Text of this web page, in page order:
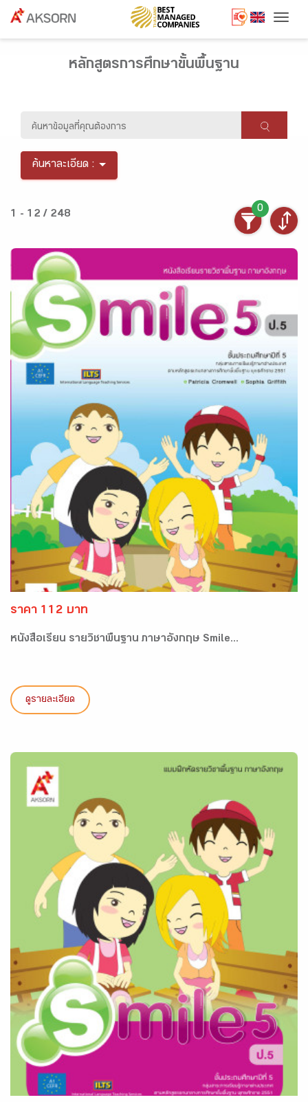
หลักสูตรการศึกษาขั้นพื้นฐาน
ค้นหาละเอียด :
1 - 12 / 248
0
ราคา 112 บาท
หนังสือเรียน รายวิชาพื้นฐาน ภาษาอังกฤษ Smile...
ดูรายละเอียด